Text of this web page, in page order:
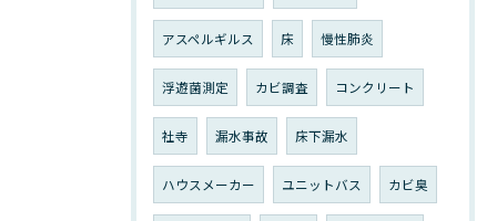
アスペルギルス 床 慢性肺炎
浮遊菌測定 カビ調査 コンクリート
社寺 漏水事故 床下漏水
ハウスメーカー ユニットバス カビ臭